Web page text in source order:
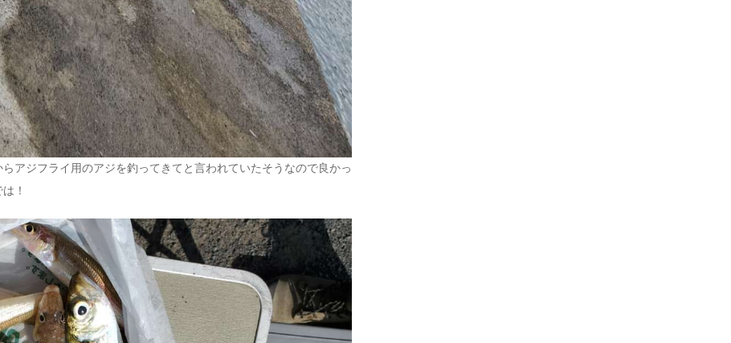
アジフライ用のアジを釣ってきてと言われていたそうなので良かっ
！